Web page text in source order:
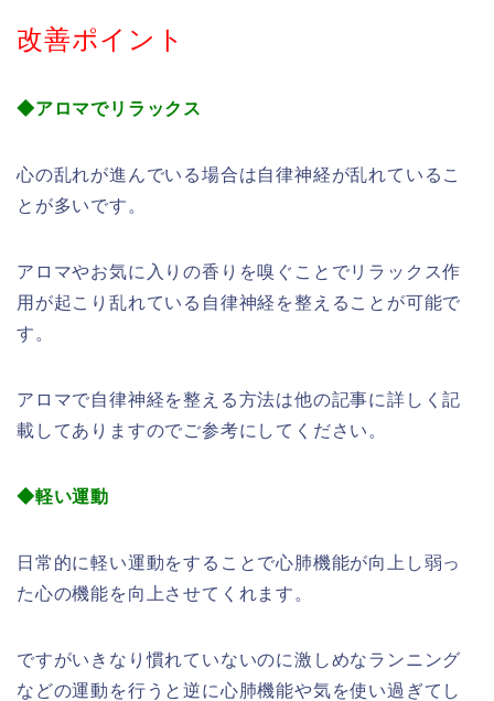
改善ポイント
◆アロマでリラックス
心の乱れが進んでいる場合は自律神経が乱れているこ
とが多いです。
アロマやお気に入りの香りを嗅ぐことでリラックス作
用が起こり乱れている自律神経を整えることが可能で
す。
アロマで自律神経を整える方法は他の記事に詳しく記
載してありますのでご参考にしてください。
◆軽い運動
日常的に軽い運動をすることで心肺機能が向上し弱っ
た心の機能を向上させてくれます。
ですがいきなり慣れていないのに激しめなランニング
などの運動を行うと逆に心肺機能や気を使い過ぎてし